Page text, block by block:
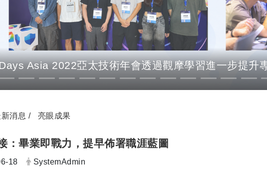
Asia 2022亞太技術年會透過觀摩學習進一步提升
消息 亮眼成果
：畢業即戰力，提早佈署職涯藍圖
18 發布者：
SystemAdmin